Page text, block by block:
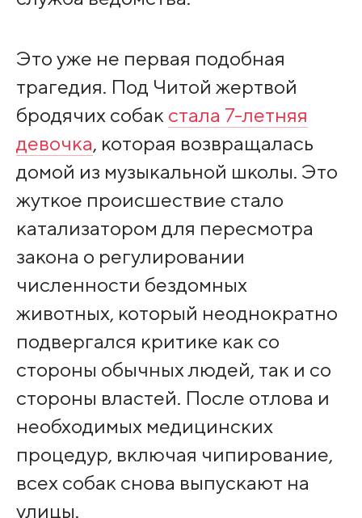
Это уже не первая подобная
трагедия. Под Читой жертвой
бродячих собак стала 7-летняя
девочка, которая возвращалась
домой из музыкальной школы. Это
жуткое происшествие стало
катализатором для пересмотра
закона о регулировании
численности бездомных
животных, который неоднократно
подвергался критике как со
стороны обычных людей, так и со
стороны властей. После отлова и
необходимых медицинских
процедур, включая чипирование,
всех собак снова выпускают на
улицы.